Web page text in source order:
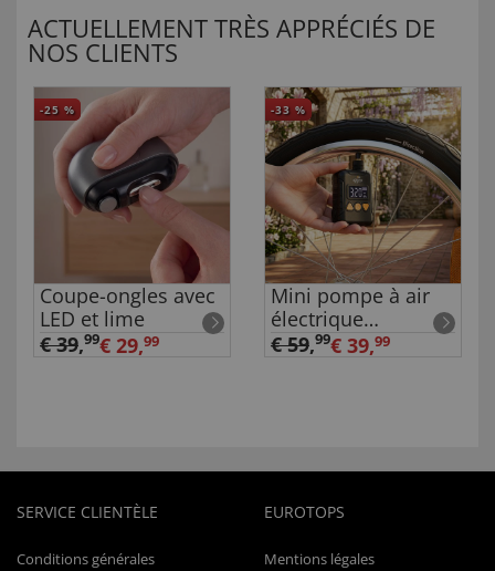
ACTUELLEMENT TRÈS APPRÉCIÉS DE
NOS CLIENTS
-25 %
Coupe-ongles avec
LED et lime
€ 39,99€ 29,99
-33 %
Mini pompe à air
électrique
rechargeable
€ 59,99€ 39,99
SERVICE CLIENTÈLE
Conditions générales
EUROTOPS
Mentions légales